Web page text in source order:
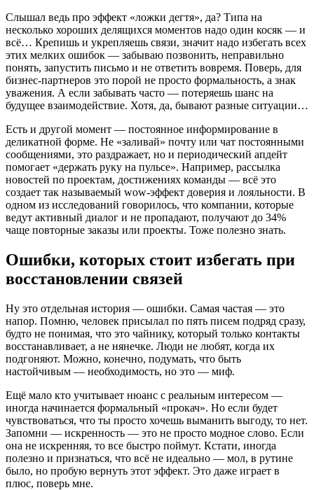
Слышал ведь про эффект «ложки дегтя», да? Типа на
несколько хороших делящихся моментов надо один косяк — и
всё… Крепишь и укрепляешь связи, значит надо избегать всех
этих мелких ошибок — забываю позвонить, неправильно
понять, запустить письмо и не ответить вовремя. Поверь, для
бизнес-партнеров это порой не просто формальность, а знак
уважения. А если забывать часто — потеряешь шанс на
будущее взаимодействие. Хотя, да, бывают разные ситуации…
Есть и другой момент — постоянное информирование в
деликатной форме. Не «заливай» почту или чат постоянными
сообщениями, это раздражает, но и периодический апдейт
помогает «держать руку на пульсе». Например, рассылка
новостей по проектам, достижениях команды — всё это
создает так называемый wow-эффект доверия и лояльности. В
одном из исследований говорилось, что компании, которые
ведут активный диалог и не пропадают, получают до 34%
чаще повторные заказы или проекты. Тоже полезно знать.
Ошибки, которых стоит избегать при
восстановлении связей
Ну это отдельная история — ошибки. Самая частая — это
напор. Помню, человек присылал по пять писем подряд сразу,
будто не понимая, что это чайнику, который только контакты
восстанавливает, а не нянечке. Люди не любят, когда их
подгоняют. Можно, конечно, подумать, что быть
настойчивым — необходимость, но это — миф.
Ещё мало кто учитывает нюанс с реальным интересом —
иногда начинается формальный «прокач». Но если будет
чувствоваться, что ты просто хочешь выманить выгоду, то нет.
Запомни — искренность — это не просто модное слово. Если
она не искренняя, то все быстро поймут. Кстати, иногда
полезно и признаться, что всё не идеально — мол, в рутине
было, но пробую вернуть этот эффект. Это даже играет в
плюс, поверь мне.